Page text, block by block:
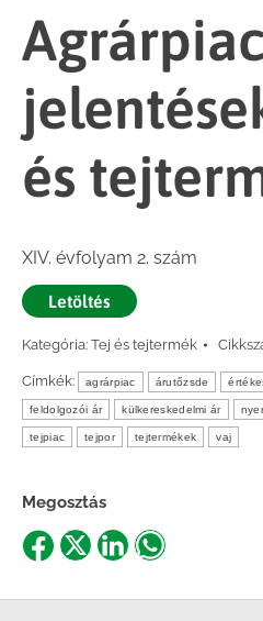
és
XIV. évfolyam 2. szám
Letöltés
Kategória: Tej és tejtermék
Címkék: agrárpiac árutőzsde
feldolgozói ár külkereskedelmi ár
tejpiac tejpor tejtermékek vaj
Megosztás
ShareShareShareShare